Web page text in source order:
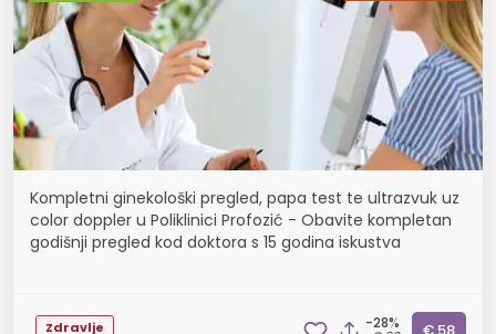
Kompletni ginekološki pregled, papa test te ultrazvuk uz
color doppler u Poliklinici Profozić - Obavite kompletan
godišnji pregled kod doktora s 15 godina iskustva
Zdravlje -28%